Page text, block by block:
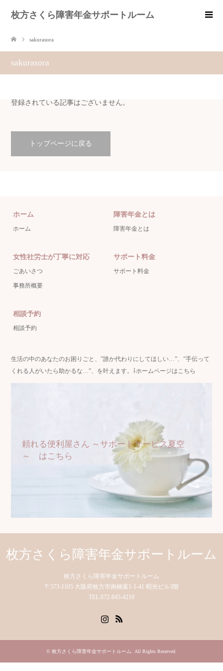
枚方さくら障害年金サポートルーム
sakurasora
sakurasora
登録されている記事はございません。
トップページに戻る
ホーム
ホーム
障害年金とは
障害年金とは
女性社労士が丁寧に対応
ごあいさつ
事務所概要
サポート料金
サポート料金
相談予約
相談予約
生活の中のあなたのお困りごと、”誰か代わりにしてほしい…”、”手伝って
くれる人がいたら助かるな…”、を叶えます。⇩ホームページはこちら
頼れる便利屋さん ～サポートサービス夏空
～ はこちら
枚方さくら障害年金サポートルーム
枚方さくら障害年金サポートルーム
〒573-1105 大阪府枚方市南楠葉1-1-41 昭光ビル3階
TEL.072-845-4210
© 枚方さくら障害年金サポートルーム . All Rights Reserved.